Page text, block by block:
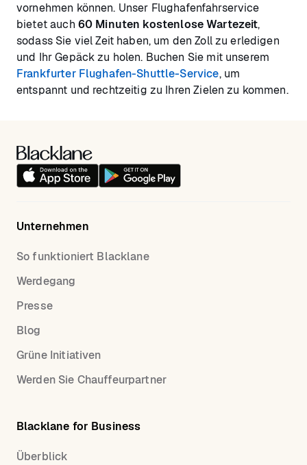
vornehmen können. Unser Flughafenfahrservice
bietet auch 60 Minuten kostenlose Wartezeit,
sodass Sie viel Zeit haben, um den Zoll zu erledigen
und Ihr Gepäck zu holen. Buchen Sie mit unserem
Frankfurter Flughafen-Shuttle-Service, um
entspannt und rechtzeitig zu Ihren Zielen zu kommen.
Unternehmen
So funktioniert Blacklane
Werdegang
Presse
Blog
Grüne Initiativen
Werden Sie Chauffeurpartner
Blacklane for Business
Überblick